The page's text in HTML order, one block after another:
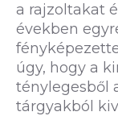
a rajzoltakat
években
úgy, hogy a
ténylegesből
tárgyakból